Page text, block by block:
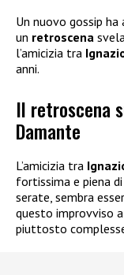
Un nuovo gossip
un retroscena
l’amicizia tra
anni.
Il retroscena
Damante
L’amicizia tra
fortissima e piena
serate, sembra
questo improvviso
piuttosto